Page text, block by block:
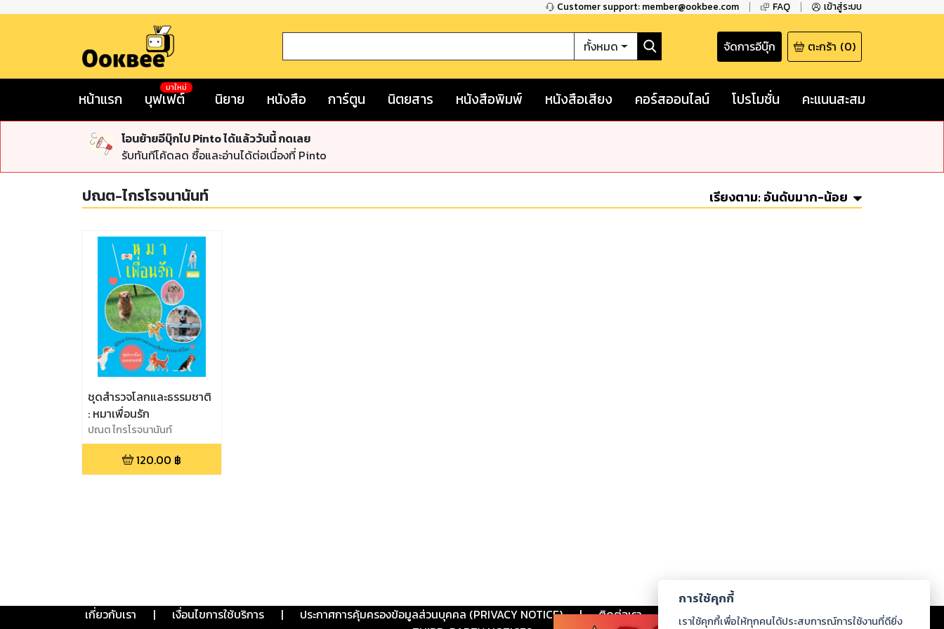
Customer support: member@ookbee.com FAQ เข้าสู่ระบบ
ทั้งหมด จัดการอีบุ๊ก ตะกร้า (0)
หน้าแรก บุฟเฟต์
มาใหม่
นิยาย หนังสือ การ์ตูน นิตยสาร หนังสือพิมพ์ หนังสือเสียง คอร์สออนไลน์ โปรโมชั่น คะแนนสะสม
โอนย้ายอีบุ๊กไป Pinto ได้แล้ววันนี้ กดเลย
รับทันทีโค้ดลด ซื้อและอ่านได้ต่อเนื่องที่ Pinto
ปณต-ไกรโรจนานันท์ เรียงตาม:อันดับมาก-น้อย
ชุดสำรวจโลกและธรรมชาติ
: หมาเพื่อนรัก
ปณต ไกรโรจนานันท์
120.00 ฿
เกี่ยวกับเรา | เงื่อนไขการใช้บริการ | ประกาศการคุ้มครองข้อมูลส่วนบุคคล (PRIVACY NOTICE) | ติดต่อเรา ร่วมงานกับเรา ดาวน์โหลด
การใช้คุกกี้
เราใช้คุกกี้เพื่อให้ทุกคนได้ประสบการณ์การใช้งานที่ดียิ่ง